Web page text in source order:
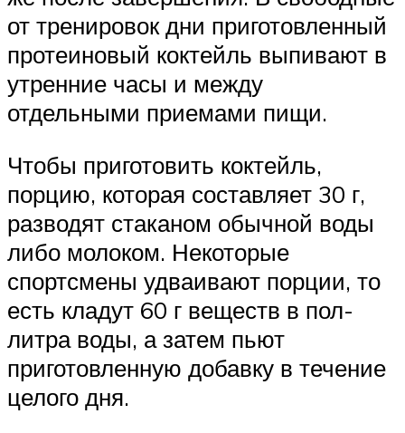
от тренировок дни приготовленный
протеиновый коктейль выпивают в
утренние часы и между
отдельными приемами пищи.
Чтобы приготовить коктейль,
порцию, которая составляет 30 г,
разводят стаканом обычной воды
либо молоком. Некоторые
спортсмены удваивают порции, то
есть кладут 60 г веществ в пол-
литра воды, а затем пьют
приготовленную добавку в течение
целого дня.